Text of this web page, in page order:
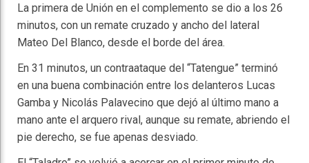
La primera de Unión en el complemento se dio a los 26
minutos, con un remate cruzado y ancho del lateral
Mateo Del Blanco, desde el borde del área.
En 31 minutos, un contraataque del “Tatengue” terminó
en una buena combinación entre los delanteros Lucas
Gamba y Nicolás Palavecino que dejó al último mano a
mano ante el arquero rival, aunque su remate, abriendo el
pie derecho, se fue apenas desviado.